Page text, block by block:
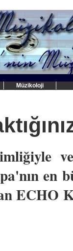
Müzikoloji
en
ECHO